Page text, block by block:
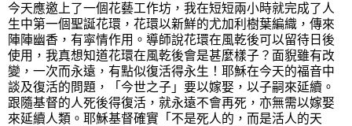
今天應邀上了一個花藝工作坊，我在短短兩小時就完成了人
生中第一個聖誕花環，花環以新鮮的尤加利樹葉編織，傳來
陣陣幽香，有寜情作用。導師說花環在風乾後可以留待日後
使用，我真想知道花環在風乾後會是甚麼樣子？面貎雖有改
變，一次而永遠，有點似復活得永生！耶穌在今天的福音中
談及復活的問題，「今世之子」要以嫁娶，以子嗣來延續。
跟隨基督的人死後得復活，就永遠不會再死，亦無需以嫁娶
來延續人類。耶穌基督確實「不是死人的，而是活人的天